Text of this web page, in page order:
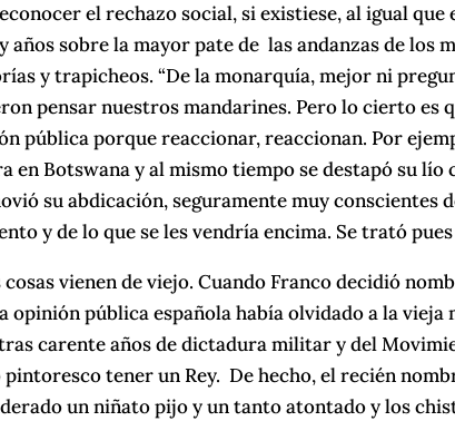
el rechazo social, si existiese, al igual
años sobre la mayor pate de las andanzas de los
y trapicheos. “De la monarquía, mejor ni
pensar nuestros mandarines. Pero lo cierto es
pública porque reaccionar, reaccionan. Por
en Botswana y al mismo tiempo se destapó su
su abdicación, seguramente muy conscientes
y de lo que se les vendría encima. Se trató
cosas vienen de viejo. Cuando Franco decidió
opinión pública española había olvidado a la
carente años de dictadura militar y del
tener un Rey. De hecho, el recién
un niñato pijo y un tanto atontado y los